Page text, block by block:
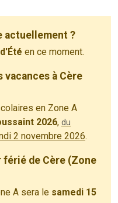
actuellement ?
en ce moment.
vacances à Cère
en Zone A
2026, du
2 novembre 2026.
férié de Cère (Zone
A sera le samedi 15